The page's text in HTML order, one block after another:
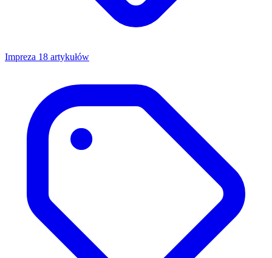
Impreza 18 artykułów